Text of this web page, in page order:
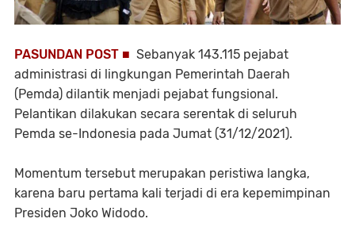
PASUNDAN POST ■ Sebanyak 143.115 pejabat
administrasi di lingkungan Pemerintah Daerah
(Pemda) dilantik menjadi pejabat fungsional.
Pelantikan dilakukan secara serentak di seluruh
Pemda se-Indonesia pada Jumat (31/12/2021).
Momentum tersebut merupakan peristiwa langka,
karena baru pertama kali terjadi di era kepemimpinan
Presiden Joko Widodo.